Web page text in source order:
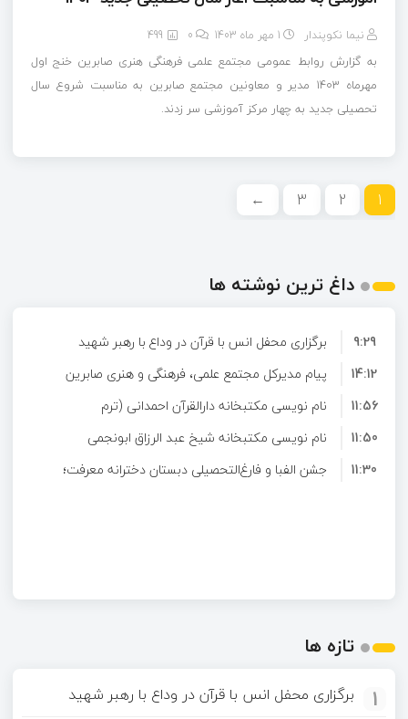
نیما نکوپندار 1 مهر ماه 1403 0
499
به گزارش روابط عمومی مجتمع علمی فرهنگی هنری صابرین خنج اول
مهرماه 1403 مدیر و معاونین مجتمع صابرین به مناسبت شروع سال
تحصیلی جدید به چهار مرکز آموزشی سر زدند.
1
2
3
←
داغ ترین نوشته ها
برگزاری محفل انس با قرآن در وداع با رهبر شهید
9:29
پیام مدیرکل مجتمع علمی، فرهنگی و هنری صابرین
خنج به مناسبت آغاز فعالیت مکتبخانه‌های قرآنی
ترم تابستان
14:12
نام نویسی مکتبخانه دارالقرآن احمدانی (ترم
تابستان)
11:56
نام نویسی مکتبخانه شیخ عبد الرزاق ابونجمی
(ترم تابستان)
11:50
جشن الفبا و فارغ‌التحصیلی دبستان دخترانه معرفت؛
11:30
تازه ها
1 برگزاری محفل انس با قرآن در وداع با رهبر شهید